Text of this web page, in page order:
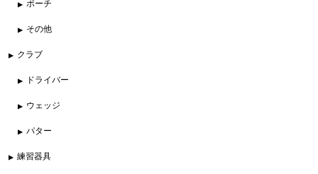
ポーチ
その他
クラブ
ドライバー
ウェッジ
パター
練習器具